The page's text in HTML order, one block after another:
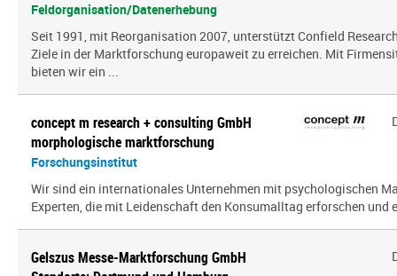
Feldorganisation/Datenerhebung
Seit 1991, mit Reorganisation 2007, unterstützt Confield
Ziele in der Marktforschung europaweit zu erreichen. Mit
bieten wir ein ...
concept m research + consulting GmbH
morphologische marktforschung
Forschungsinstitut
Wir sind ein inter­na­tio­nales Unternehmen mit psy­cho­lo­gi­schen
Experten, die mit Leidenschaft den Konsumalltag erfor­schen und
Gelszus Messe-Marktforschung GmbH